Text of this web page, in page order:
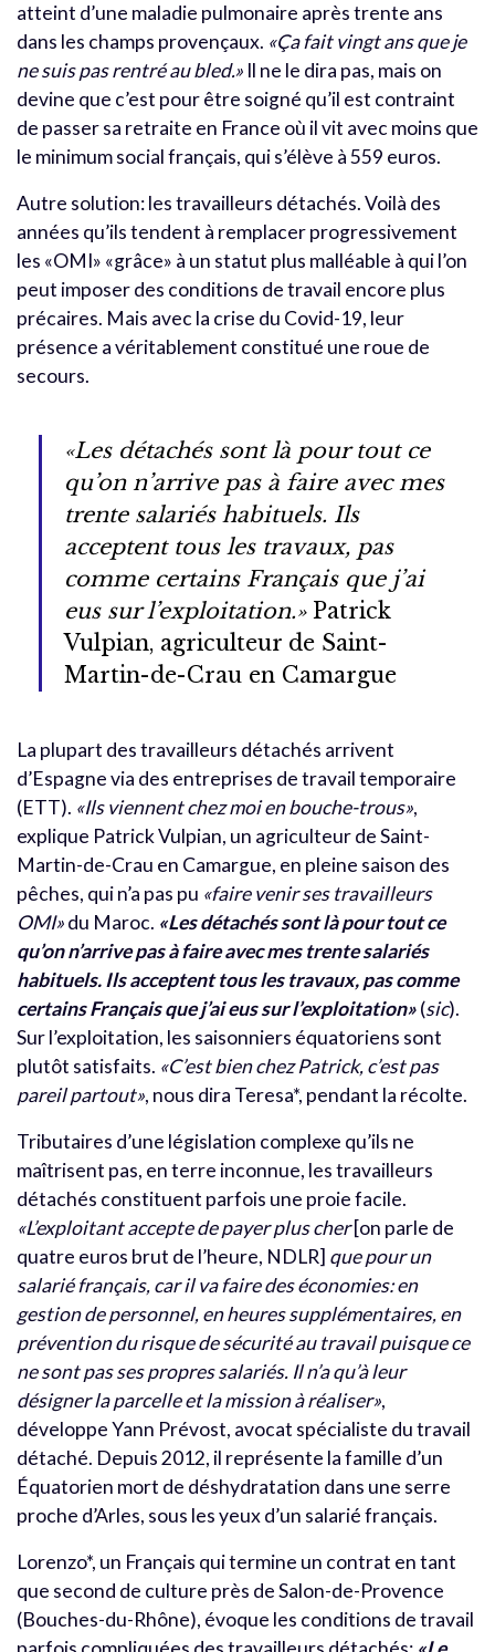
atteint d’une maladie pulmonaire après trente ans
dans les champs provençaux. «Ça fait vingt ans que je
ne suis pas rentré au bled.» Il ne le dira pas, mais on
devine que c’est pour être soigné qu’il est contraint
de passer sa retraite en France où il vit avec moins que
le minimum social français, qui s’élève à 559 euros.
Autre solution: les travailleurs détachés. Voilà des
années qu’ils tendent à remplacer progressivement
les «OMI» «grâce» à un statut plus malléable à qui l’on
peut imposer des conditions de travail encore plus
précaires. Mais avec la crise du Covid-19, leur
présence a véritablement constitué une roue de
secours.
«Les détachés sont là pour tout ce
qu’on n’arrive pas à faire avec mes
trente salariés habituels. Ils
acceptent tous les travaux, pas
comme certains Français que j’ai
eus sur l’exploitation.»Patrick
Vulpian, agriculteur de Saint-
Martin-de-Crau en Camargue
La plupart des travailleurs détachés arrivent
d’Espagne via des entreprises de travail temporaire
(ETT). «Ils viennent chez moi en bouche-trous»,
explique Patrick Vulpian, un agriculteur de Saint-
Martin-de-Crau en Camargue, en pleine saison des
pêches, qui n’a pas pu «faire venir ses travailleurs
OMI»du Maroc. «Les détachés sont là pour tout ce
qu’on n’arrive pas à faire avec mes trente salariés
habituels. Ils acceptent tous les travaux, pas comme
certains Français que j’ai eus sur l’exploitation»(sic).
Sur l’exploitation, les saisonniers équatoriens sont
plutôt satisfaits. «C’est bien chez Patrick, c’est pas
pareil partout», nous dira Teresa*, pendant la récolte.
Tributaires d’une législation complexe qu’ils ne
maîtrisent pas, en terre inconnue, les travailleurs
détachés constituent parfois une proie facile.
«L’exploitant accepte de payer plus cher[on parle de
quatre euros brut de l’heure, NDLR] que pour un
salarié français, car il va faire des économies: en
gestion de personnel, en heures supplémentaires, en
prévention du risque de sécurité au travail puisque ce
ne sont pas ses propres salariés. Il n’a qu’à leur
désigner la parcelle et la mission à réaliser»,
développe Yann Prévost, avocat spécialiste du travail
détaché. Depuis 2012, il représente la famille d’un
Équatorien mort de déshydratation dans une serre
proche d’Arles, sous les yeux d’un salarié français.
Lorenzo*, un Français qui termine un contrat en tant
que second de culture près de Salon-de-Provence
(Bouches-du-Rhône), évoque les conditions de travail